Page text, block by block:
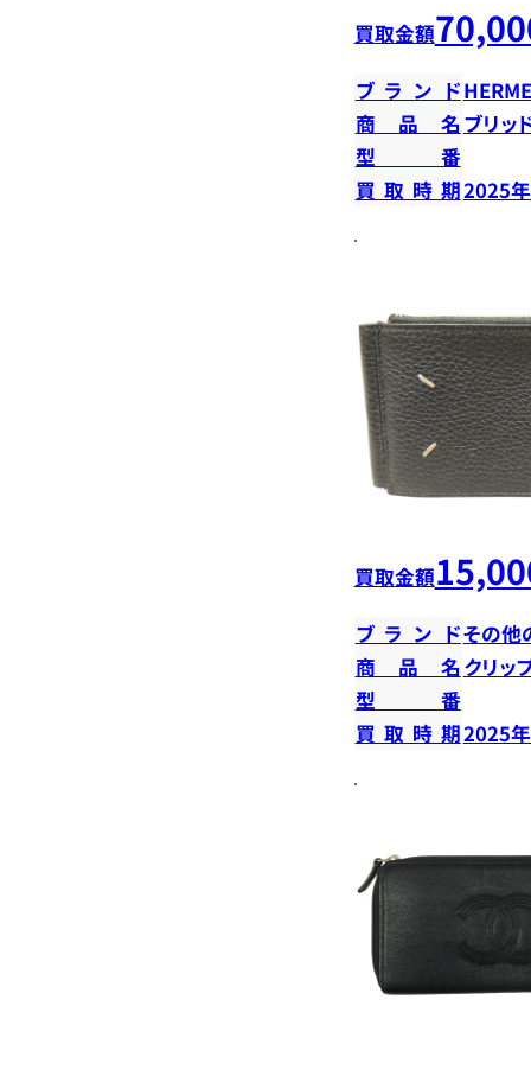
買取金額
ブランド
商品名 ブリッ
型番
買取時期2025
買取金額
ブランドその他
商品名 クリッ
型番
買取時期2025